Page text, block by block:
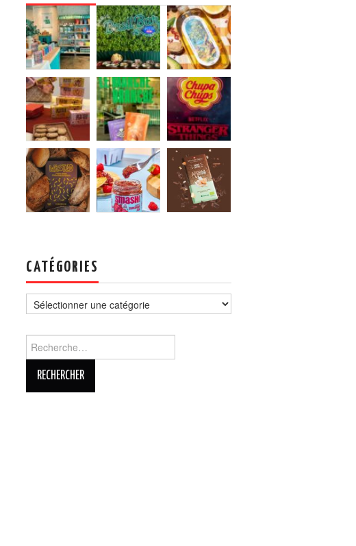
CATÉGORIES